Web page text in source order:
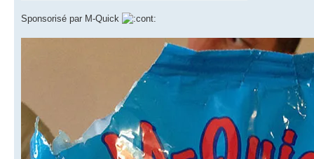
Sponsorisé par M-Quick